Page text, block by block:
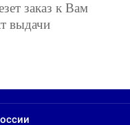
заказ к Вам
выдачи